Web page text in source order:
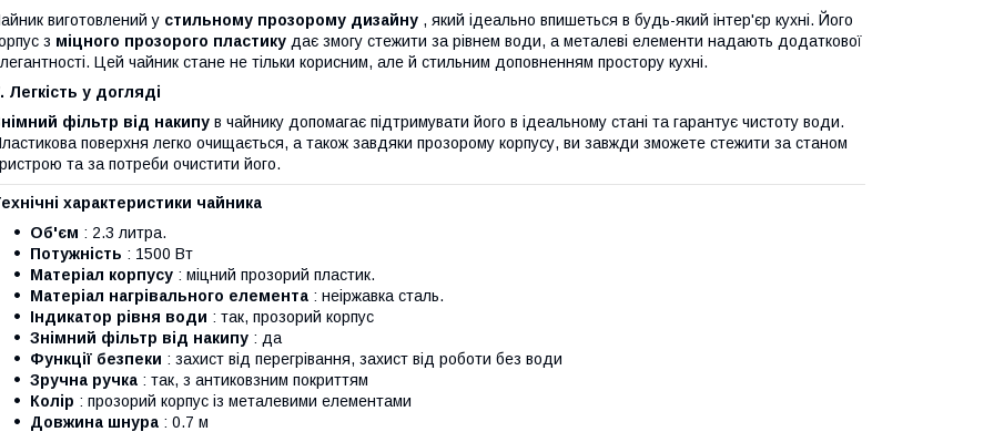
виготовлений у стильному прозорому дизайну , який ідеально впишеться в будь-який інтер'єр кухні. Його
з міцного прозорого пластику дає змогу стежити за рівнем води, а металеві елементи надають додаткової
Цей чайник стане не тільки корисним, але й стильним доповненням простору кухні.
Легкість у догляді
фільтр від накипу в чайнику допомагає підтримувати його в ідеальному стані та гарантує чистоту води.
поверхня легко очищається, а також завдяки прозорому корпусу, ви завжди зможете стежити за станом
та за потреби очистити його.
характеристики чайника
Об'єм : 2.3 литра.
Потужність : 1500 Вт
Матеріал корпусу : міцний прозорий пластик.
Матеріал нагрівального елемента : неіржавка сталь.
Індикатор рівня води : так, прозорий корпус
Знімний фільтр від накипу : да
Функції безпеки : захист від перегрівання, захист від роботи без води
Зручна ручка : так, з антиковзним покриттям
Колір : прозорий корпус із металевими елементами
Довжина шнура : 0.7 м